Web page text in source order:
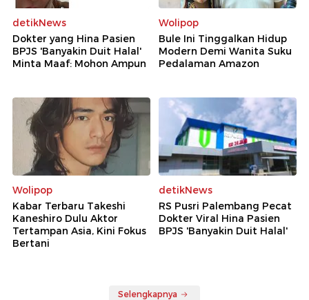
detikNews
Dokter yang Hina Pasien
BPJS 'Banyakin Duit Halal'
Minta Maaf: Mohon Ampun
Wolipop
Bule Ini Tinggalkan Hidup
Modern Demi Wanita Suku
Pedalaman Amazon
Wolipop
Kabar Terbaru Takeshi
Kaneshiro Dulu Aktor
Tertampan Asia, Kini Fokus
Bertani
detikNews
RS Pusri Palembang Pecat
Dokter Viral Hina Pasien
BPJS 'Banyakin Duit Halal'
Selengkapnya